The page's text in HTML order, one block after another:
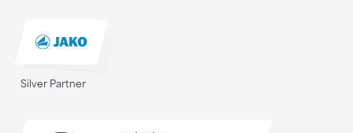
Silver Partner